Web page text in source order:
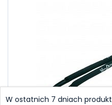
W ostatnich 7 dniach